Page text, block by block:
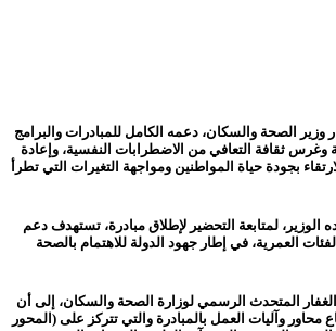
وزير الصحة والسكان، دعمه الكامل للمبادرات والبرامج
وغرس ثقافة التعافي من الاضطرابات النفسية، وإعادة
بجودة حياة المواطنين ومواجهة التغيرات التي تطرأ
الوزير، لمتابعة التحضير لإطلاق مبادرة، تستهدف دعم
العمرية، في إطار جهود الدولة للاهتمام بالصحة
المتحدث الرسمي لوزارة الصحة والسكان، إلى أن
محاور وآليات العمل بالمبادرة والتي تتركز على (المحور